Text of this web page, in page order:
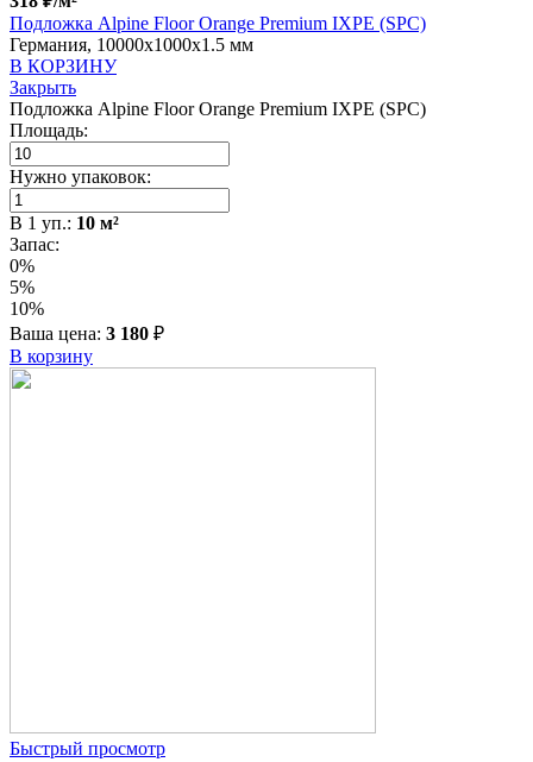
Подложка Alpine Floor Orange Premium IXPE (SPC)
Германия, 10000x1000x1.5 мм
В КОРЗИНУ
Закрыть
Подложка Alpine Floor Orange Premium IXPE (SPC)
Площадь:
Нужно упаковок:
В 1 уп.: 10 м²
Запас:
0%
5%
10%
Ваша цена: 3 180 ₽
В корзину
Быстрый просмотр